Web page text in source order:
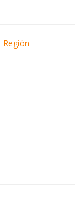
Región